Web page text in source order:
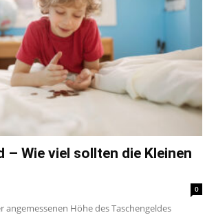
– Wie viel sollten die Kleinen
0
angemessenen Höhe des Taschengeldes